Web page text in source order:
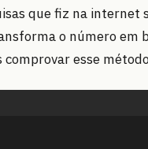
que fiz na
o número em
comprovar esse